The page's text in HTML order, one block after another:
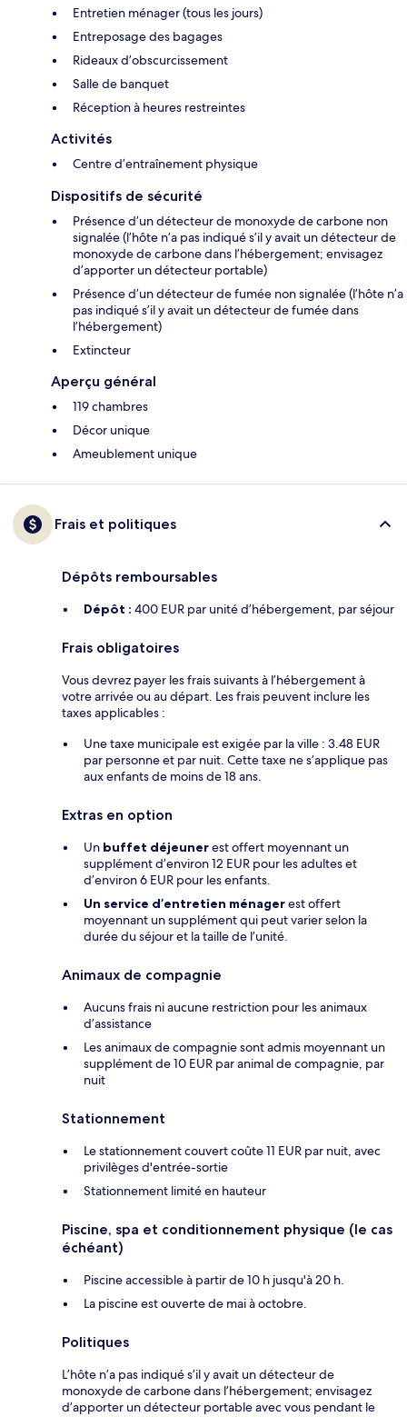
Entretien ménager (tous les jours)
Entreposage des bagages
Rideaux d’obscurcissement
Salle de banquet
Réception à heures restreintes
Activités
Centre d’entraînement physique
Dispositifs de sécurité
Présence d’un détecteur de monoxyde de carbone non
signalée (l’hôte n’a pas indiqué s’il y avait un détecteur de
monoxyde de carbone dans l’hébergement; envisagez
d’apporter un détecteur portable)
Présence d’un détecteur de fumée non signalée (l’hôte n’a
pas indiqué s’il y avait un détecteur de fumée dans
l’hébergement)
Extincteur
Aperçu général
119 chambres
Décor unique
Ameublement unique
Frais et politiques
Dépôts remboursables
Dépôt : 400 EUR par unité d’hébergement, par séjour
Frais obligatoires
Vous devrez payer les frais suivants à l’hébergement à
votre arrivée ou au départ. Les frais peuvent inclure les
taxes applicables :
Une taxe municipale est exigée par la ville : 3.48 EUR
par personne et par nuit. Cette taxe ne s’applique pas
aux enfants de moins de 18 ans.
Extras en option
Un buffet déjeunerest offert moyennant un
supplément d’environ 12 EUR pour les adultes et
d’environ 6 EUR pour les enfants.
Un service d’entretien ménagerest offert
moyennant un supplément qui peut varier selon la
durée du séjour et la taille de l’unité.
Animaux de compagnie
Aucuns frais ni aucune restriction pour les animaux
d’assistance
Les animaux de compagnie sont admis moyennant un
supplément de 10 EUR par animal de compagnie, par
nuit
Stationnement
Le stationnement couvert coûte 11 EUR par nuit, avec
privilèges d'entrée-sortie
Stationnement limité en hauteur
Piscine, spa et conditionnement physique (le cas
échéant)
Piscine accessible à partir de 10 h jusqu'à 20 h.
La piscine est ouverte de mai à octobre.
Politiques
L’hôte n’a pas indiqué s’il y avait un détecteur de
monoxyde de carbone dans l’hébergement; envisagez
d’apporter un détecteur portable avec vous pendant le